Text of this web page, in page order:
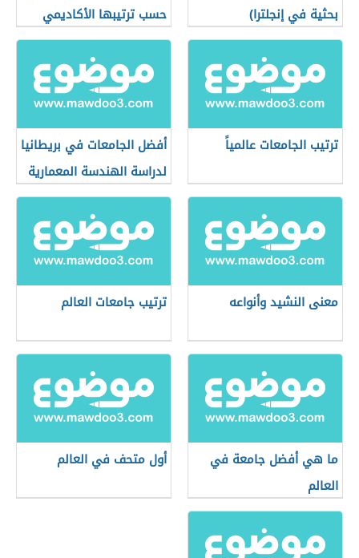
بحثية في إنجلترا)
حسب ترتيبها الأكاديمي
ترتيب الجامعات عالمياً
أفضل الجامعات في بريطانيا
لدراسة الهندسة المعمارية
معنى النشيد وأنواعه ترتيب جامعات العالم
ما هي أفضل جامعة في
العالم
أول متحف في العالم